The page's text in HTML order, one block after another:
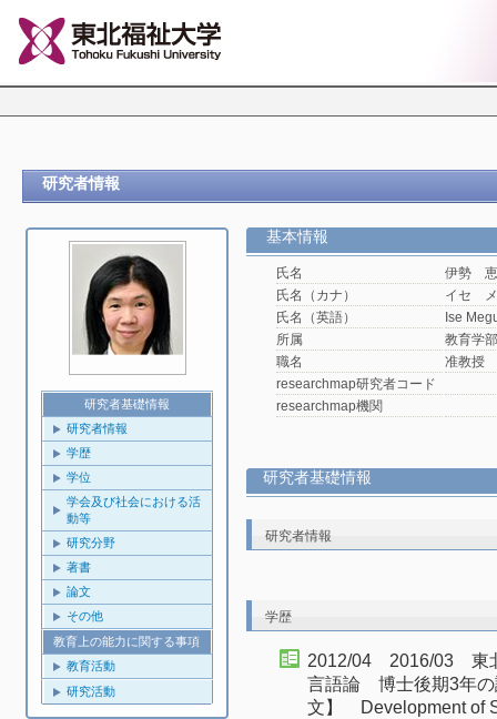
研究者情報
研究者基礎情報
研究者情報
学歴
学位
学会及び社会における活
動等
研究分野
著書
論文
その他
教育上の能力に関する事項
教育活動
研究活動
基本情報
氏名
伊勢 恵
氏名（カナ）
イセ
氏名（英語）
Ise
所属
教育学
職名
准教授
researchmap研究者コード
researchmap機関
研究者基礎情報
研究者情報
学歴
2012/04 2016/03 東
言語論 博士後期3年
文】 Development of